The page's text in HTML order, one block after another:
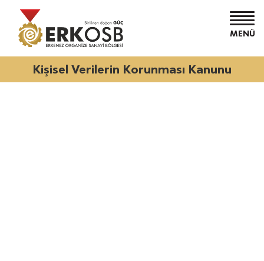
MENÜ
Kişisel Verilerin Korunması Kanunu